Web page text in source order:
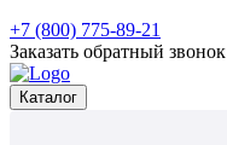
+7 (800) 775-89-21
Заказать обратный звонок
Каталог